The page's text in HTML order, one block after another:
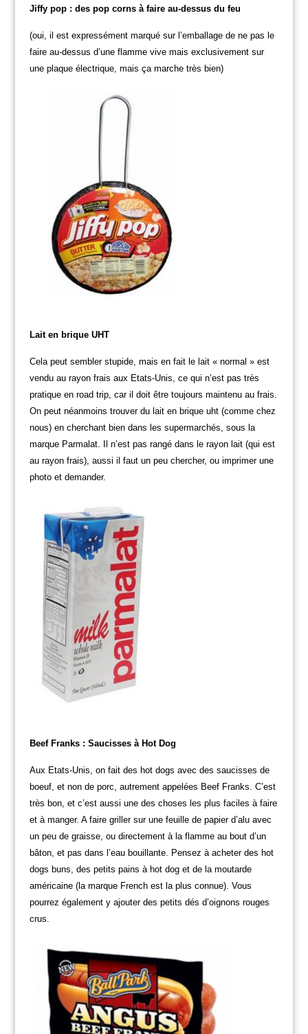
Jiffy pop : des pop corns à faire au-dessus du feu
(oui, il est expressément marqué sur l’emballage de ne pas le
faire au-dessus d’une flamme vive mais exclusivement sur
une plaque électrique, mais ça marche très bien)
Lait en brique UHT
Cela peut sembler stupide, mais en fait le lait « normal » est
vendu au rayon frais aux Etats-Unis, ce qui n’est pas très
pratique en road trip, car il doit être toujours maintenu au frais.
On peut néanmoins trouver du lait en brique uht (comme chez
nous) en cherchant bien dans les supermarchés, sous la
marque Parmalat. Il n’est pas rangé dans le rayon lait (qui est
au rayon frais), aussi il faut un peu chercher, ou imprimer une
photo et demander.
Beef Franks : Saucisses à Hot Dog
Aux Etats-Unis, on fait des hot dogs avec des saucisses de
boeuf, et non de porc, autrement appelées Beef Franks. C’est
très bon, et c’est aussi une des choses les plus faciles à faire
et à manger. A faire griller sur une feuille de papier d’alu avec
un peu de graisse, ou directement à la flamme au bout d’un
bâton, et pas dans l’eau bouillante. Pensez à acheter des hot
dogs buns, des petits pains à hot dog et de la moutarde
américaine (la marque French est la plus connue). Vous
pourrez également y ajouter des petits dés d’oignons rouges
crus.